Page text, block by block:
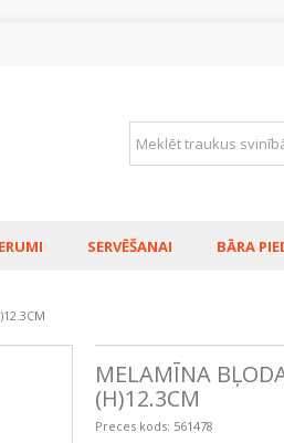
SERVĒŠANAI BĀRA
MELAMĪNA
(H)12.3CM
Preces kods: 561478